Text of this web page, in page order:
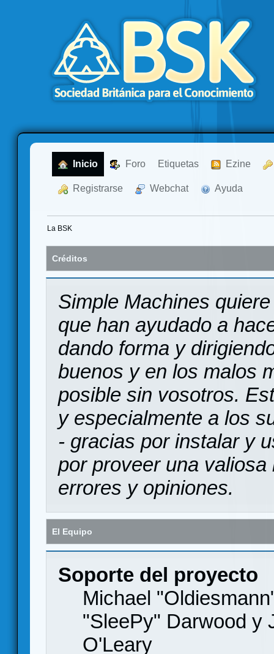
Inicio Foro Etiquetas Ezine
Registrarse Webchat Ayuda
La BSK
Créditos
Simple Machines
que han ayudado a
dando forma y
buenos y en los malos
posible sin vosotros.
y especialmente a los
- gracias por instalar y
por proveer una
errores y opiniones.
El Equipo
Soporte del proyecto
Michael
"SleePy" Darwood y
O'Leary